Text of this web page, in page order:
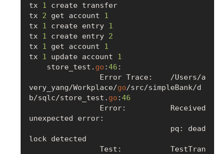
tx 1 create transfer
tx 2 get account 1
tx 1 create entry 1
tx 1 create entry 2
tx 1 get account 1
tx 1 update account 1
    store_test.
go :46 :
very_yang/Workplace/go/src/simpleBank/d
b/sqlc/store_test. go :46
unexpected error:
lock detected